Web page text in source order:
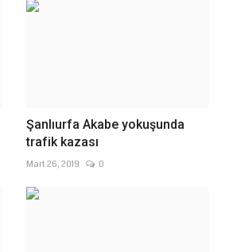
Şanlıurfa Akabe yokuşunda
trafik kazası
Mart 26, 2019 0